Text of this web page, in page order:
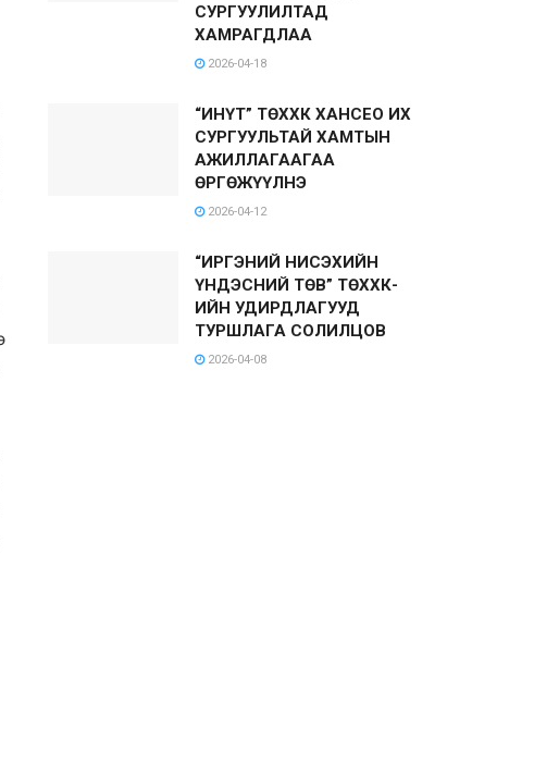
СУРГУУЛИЛТАД
ХАМРАГДЛАА
2026-04-18
“ИНҮТ” ТӨХХК ХАНСЕО ИХ
СУРГУУЛЬТАЙ ХАМТЫН
АЖИЛЛАГААГАА
ӨРГӨЖҮҮЛНЭ
2026-04-12
“ИРГЭНИЙ НИСЭХИЙН
ҮНДЭСНИЙ ТӨВ” ТӨХХК-
ИЙН УДИРДЛАГУУД
ТУРШЛАГА СОЛИЛЦОВ
2026-04-08